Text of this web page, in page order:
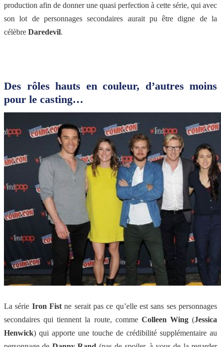
production afin de donner une quasi perfection à cette série, qui avec
son lot de personnages secondaires aurait pu être digne de la
célèbre Daredevil.
Des rôles hauts en couleur, d’autres moins
pour le casting…
La série Iron Fist ne serait pas ce qu’elle est sans ses personnages
secondaires qui tiennent la route, comme Colleen Wing(Jessica
Henwick) qui apporte une touche de crédibilité supplémentaire au